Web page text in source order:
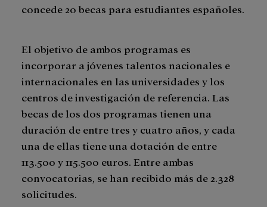
concede 20 becas para estudiantes españoles.
El objetivo de ambos programas es
incorporar a jóvenes talentos nacionales e
internacionales en las universidades y los
centros de investigación de referencia. Las
becas de los dos programas tienen una
duración de entre tres y cuatro años, y cada
una de ellas tiene una dotación de entre
113.500 y 115.500 euros. Entre ambas
convocatorias, se han recibido más de 2.328
solicitudes.